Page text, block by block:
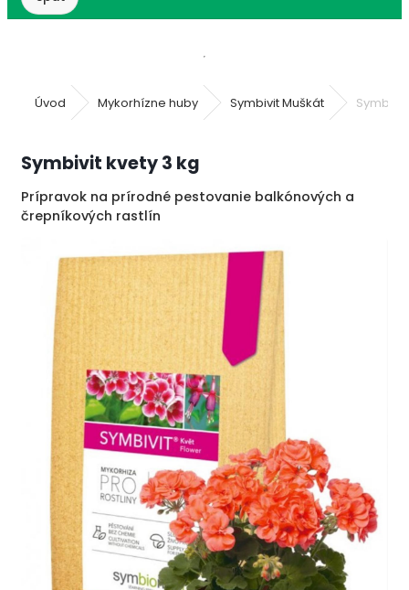
Úvod Mykorhízne huby Symbivit Muškát
Symbivit kvety 3 kg
Prípravok na prírodné pestovanie balkónových a
črepníkových rastlín